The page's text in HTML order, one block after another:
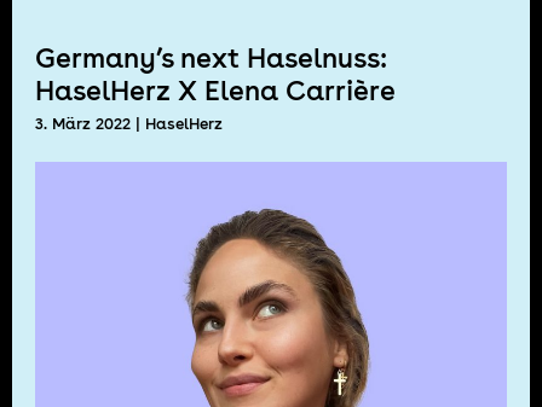
Germany’s next Haselnuss:
HaselHerz X Elena Carrière
3. März 2022| HaselHerz